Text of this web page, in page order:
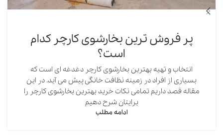
پر فروش ترین بخارشوی کارچر کدام
است؟
انتخاب و تهیه بهترین بخارشوی کارچر دغدغه ای است که
بسیاری از افراد در زمینه نظافت خانگی پیش می آید. در این
مقاله قصد داریم تمامی نکات خرید بهترین بخارشوی کارچر را
برایتان شرح دهیم
ادامه مطلب